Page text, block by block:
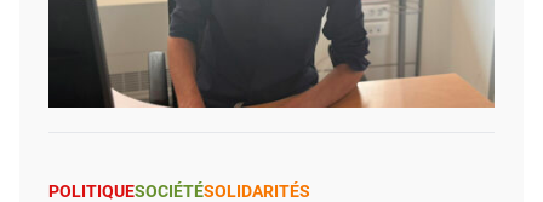
POLITIQUESOCIÉTÉSOLIDARITÉS